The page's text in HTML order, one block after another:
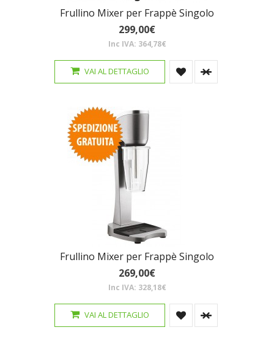
Frullino Mixer per Frappè Singolo
299,00€
Inc IVA: 364,78€
VAI AL DETTAGLIO
Frullino Mixer per Frappè Singolo
269,00€
Inc IVA: 328,18€
VAI AL DETTAGLIO